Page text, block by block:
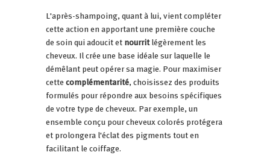
L'après-shampoing, quant à lui, vient compléter
cette action en apportant une première couche
de soin qui adoucit etnourritlégèrement les
cheveux. Il crée une base idéale sur laquelle le
démêlant peut opérer sa magie. Pour maximiser
cettecomplémentarité, choisissez des produits
formulés pour répondre aux besoins spécifiques
de votre type de cheveux. Par exemple, un
ensemble conçu pour cheveux colorés protégera
et prolongera l'éclat des pigments tout en
facilitant le coiffage.